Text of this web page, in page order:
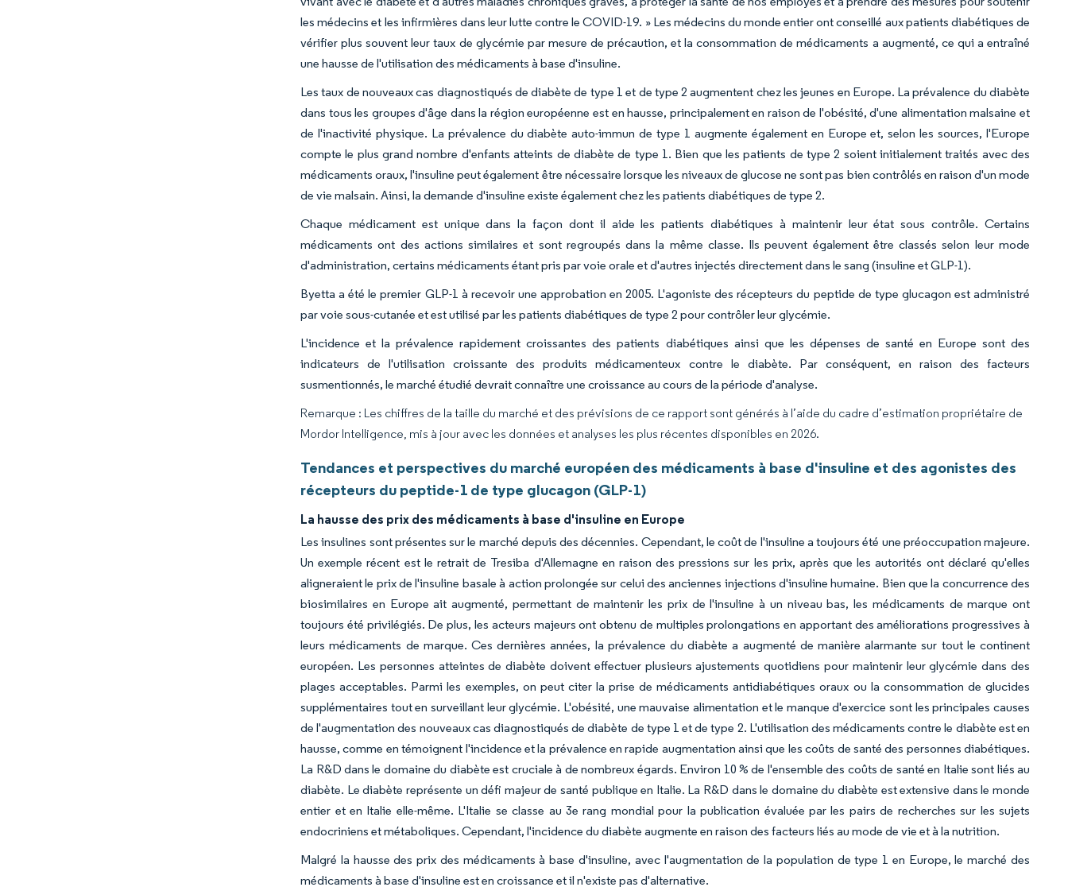
les médecins et les infirmières dans leur lutte contre le COVID-19. » Les médecins du monde entier ont conseillé aux patients diabétiques de
vérifier plus souvent leur taux de glycémie par mesure de précaution, et la consommation de médicaments a augmenté, ce qui a entraîné
une hausse de l'utilisation des médicaments à base d'insuline.
Les taux de nouveaux cas diagnostiqués de diabète de type 1 et de type 2 augmentent chez les jeunes en Europe. La prévalence du diabète
dans tous les groupes d'âge dans la région européenne est en hausse, principalement en raison de l'obésité, d'une alimentation malsaine et
de l'inactivité physique. La prévalence du diabète auto-immun de type 1 augmente également en Europe et, selon les sources, l'Europe
compte le plus grand nombre d'enfants atteints de diabète de type 1. Bien que les patients de type 2 soient initialement traités avec des
médicaments oraux, l'insuline peut également être nécessaire lorsque les niveaux de glucose ne sont pas bien contrôlés en raison d'un mode
de vie malsain. Ainsi, la demande d'insuline existe également chez les patients diabétiques de type 2.
Chaque médicament est unique dans la façon dont il aide les patients diabétiques à maintenir leur état sous contrôle. Certains
médicaments ont des actions similaires et sont regroupés dans la même classe. Ils peuvent également être classés selon leur mode
d'administration, certains médicaments étant pris par voie orale et d'autres injectés directement dans le sang (insuline et GLP-1).
Byetta a été le premier GLP-1 à recevoir une approbation en 2005. L'agoniste des récepteurs du peptide de type glucagon est administré
par voie sous-cutanée et est utilisé par les patients diabétiques de type 2 pour contrôler leur glycémie.
L'incidence et la prévalence rapidement croissantes des patients diabétiques ainsi que les dépenses de santé en Europe sont des
indicateurs de l'utilisation croissante des produits médicamenteux contre le diabète. Par conséquent, en raison des facteurs
susmentionnés, le marché étudié devrait connaître une croissance au cours de la période d'analyse.
Remarque : Les chiffres de la taille du marché et des prévisions de ce rapport sont générés à l’aide du cadre d’estimation propriétaire de
Mordor Intelligence, mis à jour avec les données et analyses les plus récentes disponibles en 2026.
Tendances et perspectives du marché européen des médicaments à base d'insuline et des agonistes des
récepteurs du peptide-1 de type glucagon (GLP-1)
La hausse des prix des médicaments à base d'insuline en Europe
Les insulines sont présentes sur le marché depuis des décennies. Cependant, le coût de l'insuline a toujours été une préoccupation majeure.
Un exemple récent est le retrait de Tresiba d'Allemagne en raison des pressions sur les prix, après que les autorités ont déclaré qu'elles
aligneraient le prix de l'insuline basale à action prolongée sur celui des anciennes injections d'insuline humaine. Bien que la concurrence des
biosimilaires en Europe ait augmenté, permettant de maintenir les prix de l'insuline à un niveau bas, les médicaments de marque ont
toujours été privilégiés. De plus, les acteurs majeurs ont obtenu de multiples prolongations en apportant des améliorations progressives à
leurs médicaments de marque. Ces dernières années, la prévalence du diabète a augmenté de manière alarmante sur tout le continent
européen. Les personnes atteintes de diabète doivent effectuer plusieurs ajustements quotidiens pour maintenir leur glycémie dans des
plages acceptables. Parmi les exemples, on peut citer la prise de médicaments antidiabétiques oraux ou la consommation de glucides
supplémentaires tout en surveillant leur glycémie. L'obésité, une mauvaise alimentation et le manque d'exercice sont les principales causes
de l'augmentation des nouveaux cas diagnostiqués de diabète de type 1 et de type 2. L'utilisation des médicaments contre le diabète est en
hausse, comme en témoignent l'incidence et la prévalence en rapide augmentation ainsi que les coûts de santé des personnes diabétiques.
La R&D dans le domaine du diabète est cruciale à de nombreux égards. Environ 10 % de l'ensemble des coûts de santé en Italie sont liés au
diabète. Le diabète représente un défi majeur de santé publique en Italie. La R&D dans le domaine du diabète est extensive dans le monde
entier et en Italie elle-même. L'Italie se classe au 3e rang mondial pour la publication évaluée par les pairs de recherches sur les sujets
endocriniens et métaboliques. Cependant, l'incidence du diabète augmente en raison des facteurs liés au mode de vie et à la nutrition.
Malgré la hausse des prix des médicaments à base d'insuline, avec l'augmentation de la population de type 1 en Europe, le marché des
médicaments à base d'insuline est en croissance et il n'existe pas d'alternative.